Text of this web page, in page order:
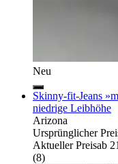
Neu
Skinny-fit-Jeans
niedrige Leibhöhe
Arizona
Ursprünglicher
Aktueller Preisab
(8)